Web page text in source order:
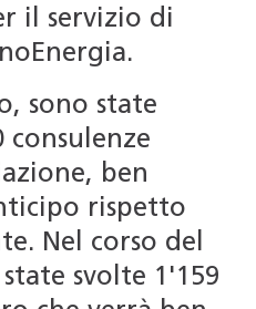
il servizio di
sono state
consulenze
ben
rispetto
Nel corso del
svolte 1'159